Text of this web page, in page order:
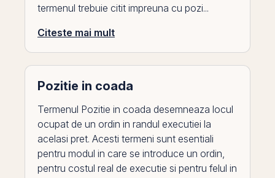
termenul trebuie citit impreuna cu pozi...
Citeste mai mult
Pozitie in coada
Termenul Pozitie in coada desemneaza locul
ocupat de un ordin in randul executiei la
acelasi pret. Acesti termeni sunt esentiali
pentru modul in care se introduce un ordin,
pentru costul real de executie si pentru felul in